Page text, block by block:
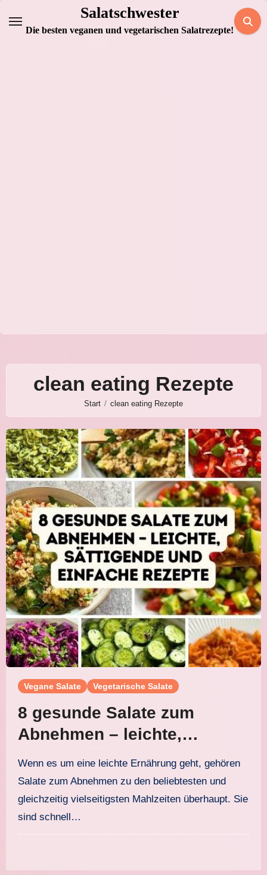
Inhalt
Salatschwester
Die besten veganen und vegetarischen Salatrezepte!
clean eating Rezepte
Start clean eating Rezepte
Vegane Salate Vegetarische Salate
8 gesunde Salate zum
Abnehmen – leichte,
sättigende und einfache
Rezepte
Wenn es um eine leichte Ernährung geht, gehören
Salate zum Abnehmen zu den beliebtesten und
gleichzeitig vielseitigsten Mahlzeiten überhaupt. Sie
sind schnell…